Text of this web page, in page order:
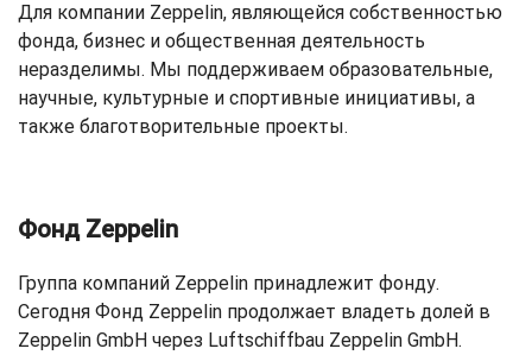
Для компании Zeppelin, являющейся собственностью
фонда, бизнес и общественная деятельность
неразделимы. Мы поддерживаем образовательные,
научные, культурные и спортивные инициативы, а
также благотворительные проекты.
Фонд Zeppelin
Группа компаний Zeppelin принадлежит фонду.
Сегодня Фонд Zeppelin продолжает владеть долей в
Zeppelin GmbH через Luftschiffbau Zeppelin GmbH.